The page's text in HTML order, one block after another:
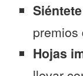
premios
Hojas